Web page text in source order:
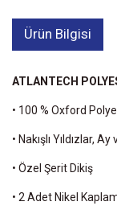
Ürün Bilgisi
ATLANTECH
• 100 % Oxford
• Nakışlı Yıldızlar,
• Özel Şerit Dikiş
• 2 Adet Nikel